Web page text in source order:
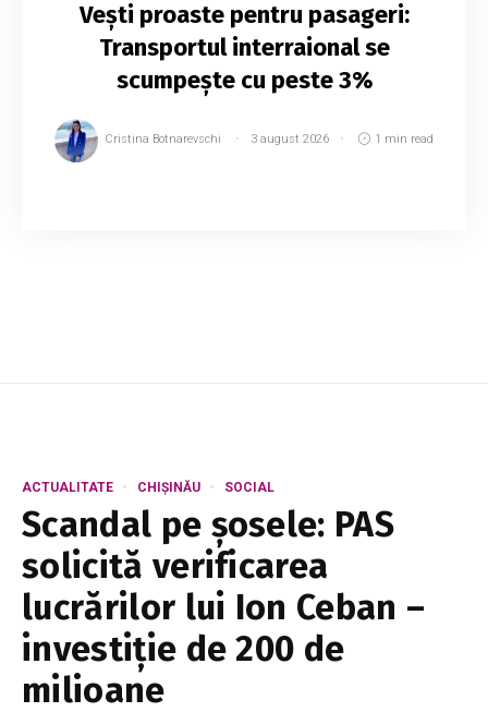
Vești proaste pentru pasageri:
Transportul interraional se
scumpește cu peste 3%
Cristina Botnarevschi 3 august 2026 1 min read
ACTUALITATE CHIȘINĂU SOCIAL
Scandal pe șosele: PAS
solicită verificarea
lucrărilor lui Ion Ceban –
investiție de 200 de
milioane